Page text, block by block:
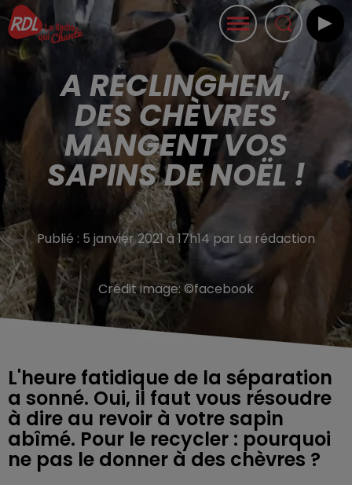
A RECLINGHEM,
DES CHÈVRES
MANGENT VOS
SAPINS DE NOËL !
Publié : 5 janvier 2021 à 17h14 par La rédaction
Crédit image: ©facebook
L'heure fatidique de la séparation
a sonné. Oui, il faut vous résoudre
à dire au revoir à votre sapin
abîmé. Pour le recycler : pourquoi
ne pas le donner à des chèvres ?